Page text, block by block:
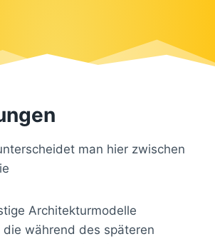
man hier zwischen
Architekturmodelle
während des späteren